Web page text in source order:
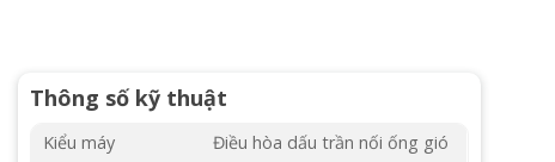
Thông số kỹ thuật
Kiểu máy
Điều hòa dấu trần nối ống gió